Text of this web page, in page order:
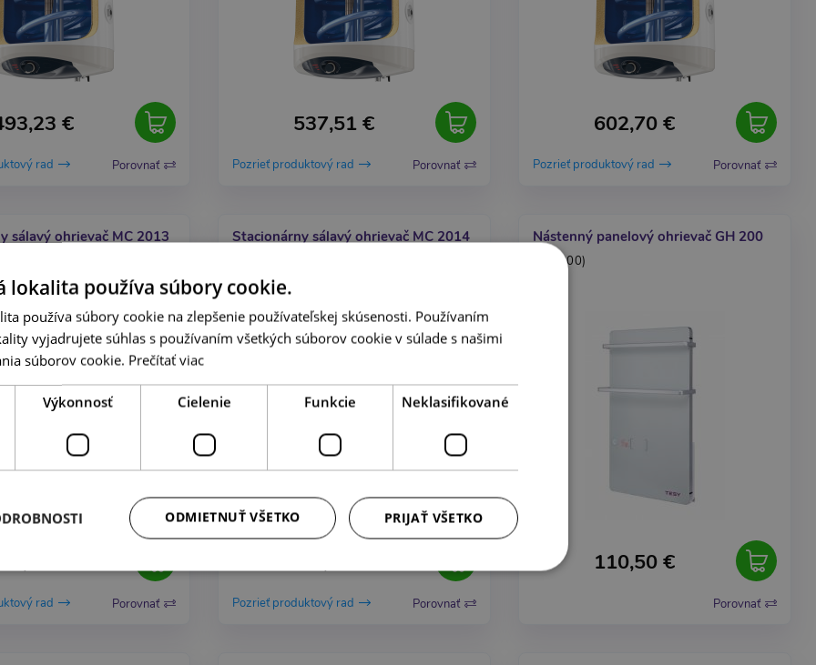
€
rad Porovnať
537,51 €
Pozrieť produktový rad Porovnať
602,70 €
Pozrieť produktový rad Porovnať
sálavý ohrievač MC 2013
rad Porovnať
Stacionárny sálavý ohrievač MC 2014
AKCIA
OUTLET
Pozrieť produktový rad Porovnať
Nástenný panelový ohrievač GH 200
(GH 200)
110,50 €
Porovnať
lokalita používa súbory cookie.
používa súbory cookie na zlepšenie používateľskej skúsenosti. Používaním
vyjadrujete súhlas s používaním všetkých súborov cookie v súlade s našimi
súborov cookie. Prečítať viac
Výkonnosť Cielenie Funkcie Neklasifikované
PRIJAŤ VŠETKO
ODMIETNUŤ VŠETKO